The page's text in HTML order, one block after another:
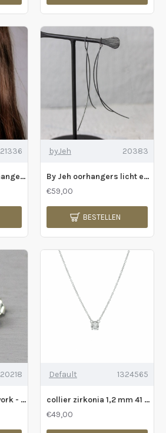
21336
By Jeh doortrek oorhanger met tourmalijn - 2009330
byJeh 20383
By Jeh oorhangers licht en lang doortrek - 232847
€59,00
BESTELLEN
20218
By Jeh oorknop firework - 230545
Default 1324565
collier zirkonia 1,2 mm 41 + 4 cm - 2010411
€49,00